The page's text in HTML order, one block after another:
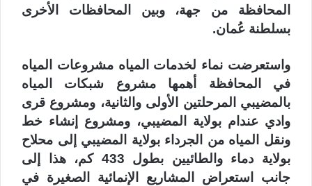
المحافظة من جهة، وبين المحافظات الأخرى
بسلطنة عُمان.
واستعرضت نماء لخدمات المياه مشروعات المياه
في المحافظة أهمها مشروع شبكات المياه
بالمضيبي المرحلتين الأولى والثانية، ومشروع قرى
وادي عندام بولاية المضيبي، ومشروع إنشاء خط
ونقل المياه من الجرداء بولاية المضيبي إلى محلاح
بولاية دماء والطائيين بطول 433 كم، هذا إلى
جانب استعراض المشاريع الإنمائية الصغيرة في